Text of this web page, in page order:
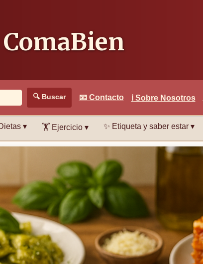
ComaBien
🔍Buscar 📧Contacto ℹ️Sobre Nosotros
▾ 🏋️Ejercicio ▾ ✨ Etiqueta y saber estar ▾